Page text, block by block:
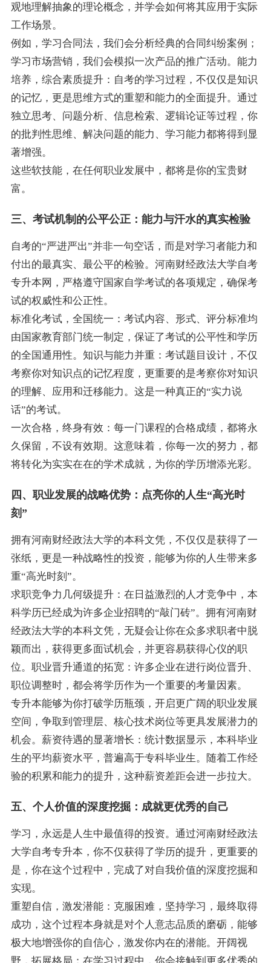
观地理解抽象的理论概念，并学会如何将其应用于实际
工作场景。
例如，学习合同法，我们会分析经典的合同纠纷案例；
学习市场营销，我们会模拟一次产品的推广活动。能力
培养，综合素质提升：自考的学习过程，不仅仅是知识
的记忆，更是思维方式的重塑和能力的全面提升。通过
独立思考、问题分析、信息检索、逻辑论证等过程，你
的批判性思维、解决问题的能力、学习能力都将得到显
著增强。
这些软技能，在任何职业发展中，都将是你的宝贵财
富。
三、考试机制的公平公正：能力与汗水的真实检验
自考的“严进严出”并非一句空话，而是对学习者能力和
付出的最真实、最公平的检验。河南财经政法大学自考
专升本网，严格遵守国家自学考试的各项规定，确保考
试的权威性和公正性。
标准化考试，全国统一：考试内容、形式、评分标准均
由国家教育部门统一制定，保证了考试的公平性和学历
的全国通用性。知识与能力并重：考试题目设计，不仅
考察你对知识点的记忆程度，更重要的是考察你对知识
的理解、应用和迁移能力。这是一种真正的“实力说
话”的考试。
一次合格，终身有效：每一门课程的合格成绩，都将永
久保留，不设有效期。这意味着，你每一次的努力，都
将转化为实实在在的学术成就，为你的学历增添光彩。
四、职业发展的战略优势：点亮你的人生“高光时
刻”
拥有河南财经政法大学的本科文凭，不仅仅是获得了一
张纸，更是一种战略性的投资，能够为你的人生带来多
重“高光时刻”。
求职竞争力几何级提升：在日益激烈的人才竞争中，本
科学历已经成为许多企业招聘的“敲门砖”。拥有河南财
经政法大学的本科文凭，无疑会让你在众多求职者中脱
颖而出，获得更多面试机会，并更容易获得心仪的职
位。职业晋升通道的拓宽：许多企业在进行岗位晋升、
职位调整时，都会将学历作为一个重要的考量因素。
专升本能够为你打破学历瓶颈，开启更广阔的职业发展
空间，争取到管理层、核心技术岗位等更具发展潜力的
机会。薪资待遇的显著增长：统计数据显示，本科毕业
生的平均薪资水平，普遍高于专科毕业生。随着工作经
验的积累和能力的提升，这种薪资差距会进一步拉大。
五、个人价值的深度挖掘：成就更优秀的自己
学习，永远是人生中最值得的投资。通过河南财经政法
大学自考专升本，你不仅获得了学历的提升，更重要的
是，你在这个过程中，完成了对自我价值的深度挖掘和
实现。
重塑自信，激发潜能：克服困难，坚持学习，最终取得
成功，这个过程本身就是对个人意志品质的磨砺，能够
极大地增强你的自信心，激发你内在的潜能。开阔视